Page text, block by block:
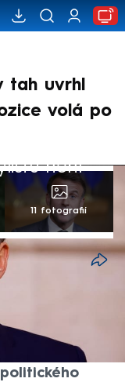
tah uvrhl
volá po
není
11 fotografií
Macron
která ve